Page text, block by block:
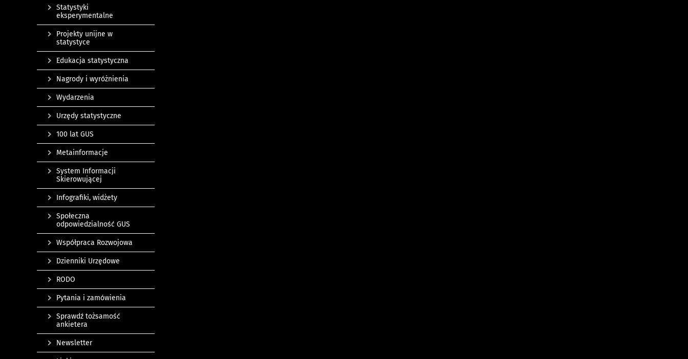
Statystyki
eksperymentalne
Projekty unijne w
statystyce
Edukacja statystyczna
Nagrody i wyróżnienia
Wydarzenia
Urzędy statystyczne
100 lat GUS
Metainformacje
System Informacji
Skierowującej
Infografiki, widżety
Społeczna
odpowiedzialność GUS
Współpraca Rozwojowa
Dzienniki Urzędowe
RODO
Pytania i zamówienia
Sprawdź tożsamość
ankietera
Newsletter